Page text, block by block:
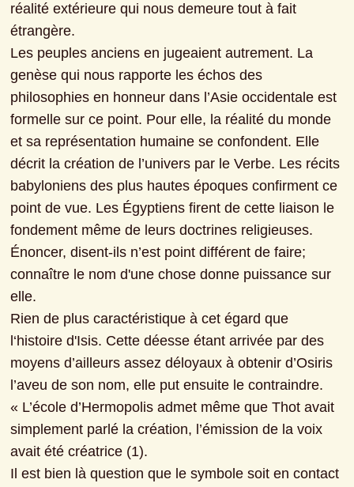
réalité extérieure qui nous demeure tout à fait
étrangère.
Les peuples anciens en jugeaient autrement. La
genèse qui nous rapporte les échos des
philosophies en honneur dans l’Asie occidentale est
formelle sur ce point. Pour elle, la réalité du monde
et sa représentation humaine se confondent. Elle
décrit la création de l’univers par le Verbe. Les récits
babyloniens des plus hautes époques confirment ce
point de vue. Les Égyptiens firent de cette liaison le
fondement même de leurs doctrines religieuses.
Énoncer, disent-ils n’est point différent de faire;
connaître le nom d'une chose donne puissance sur
elle.
Rien de plus caractéristique à cet égard que
l‘histoire d'Isis. Cette déesse étant arrivée par des
moyens d’ailleurs assez déloyaux à obtenir d’Osiris
l’aveu de son nom, elle put ensuite le contraindre.
« L’école d’Hermopolis admet même que Thot avait
simplement parlé la création, l’émission de la voix
avait été créatrice (1).
Il est bien là question que le symbole soit en contact